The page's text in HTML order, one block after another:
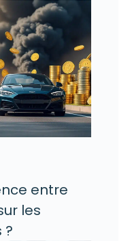
entre
les
?